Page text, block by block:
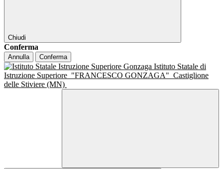
Chiudi
Conferma
Annulla Conferma
Istituto Statale di
Istruzione Superiore "FRANCESCO GONZAGA" Castiglione
delle Stiviere (MN)